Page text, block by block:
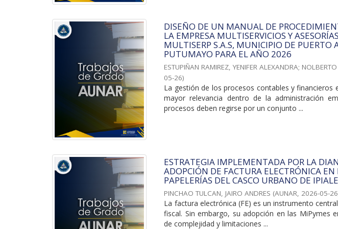
DISEÑO DE UN MANUAL DE
LA EMPRESA MULTISERVICIOS Y
MULTISERP S.A.S, MUNICIPIO DE PUERTO
PUTUMAYO PARA EL AÑO 2026
ESTUPIÑAN RAMIREZ, YENIFER ALEXANDRA;
05-26)
La gestión de los procesos contables y financieros
mayor relevancia dentro de la administración
procesos deben regirse por un conjunto ...
ESTRATEGIA IMPLEMENTADA POR LA
ADOPCIÓN DE FACTURA ELECTRÓNICA
PAPELERÍAS DEL CASCO URBANO DE
PINCHAO TULCAN, JAIRO ANDRES (AUNAR, 2026-05-26
La factura electrónica (FE) es un instrumento
fiscal. Sin embargo, su adopción en las MiPymes
de complejidad y limitaciones ...